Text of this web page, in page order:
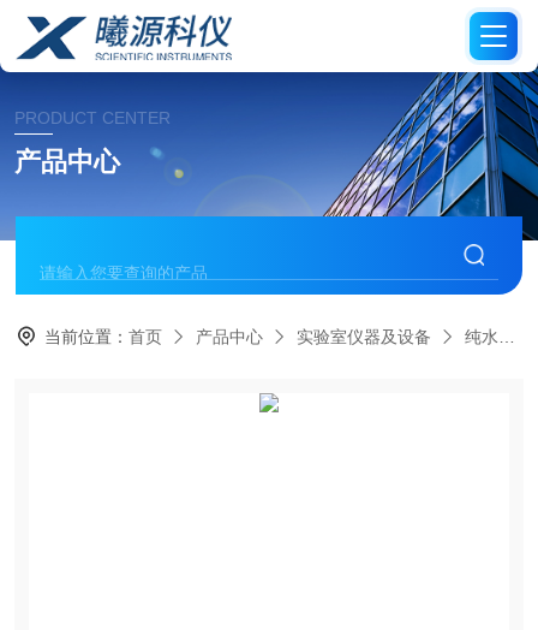
PRODUCT CENTER
产品中心
当前位置：首页 产品中心 实验室仪器及设备 纯水器